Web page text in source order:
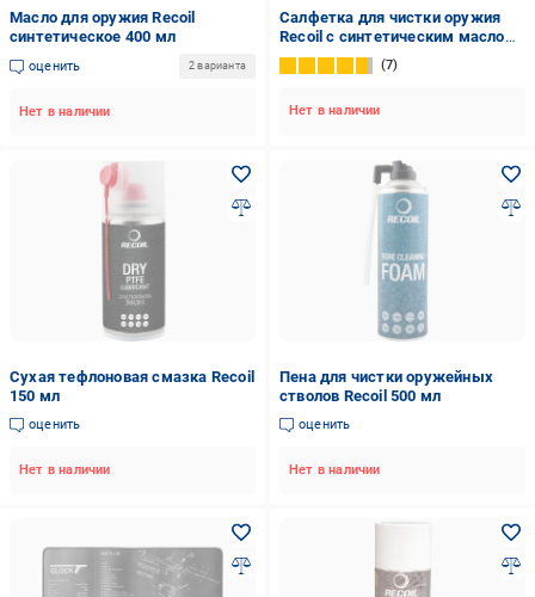
Масло для оружия Recoil
синтетическое 400 мл
оценить 2 варианта
Нет в наличии
Салфетка для чистки оружия
Recoil с синтетическим маслом
5 г
7
Нет в наличии
Сухая тефлоновая смазка Recoil
150 мл
оценить
Нет в наличии
Пена для чистки оружейных
стволов Recoil 500 мл
оценить
Нет в наличии